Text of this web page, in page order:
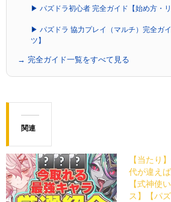
▶ パズドラ初心者 完全ガイド【始め方・
▶ パズドラ 協力プレイ（マルチ）完全ガ
ツ】
→ 完全ガイド一覧をすべて見る
関連
【当たり
代が違え
【式神使
ス】【パ